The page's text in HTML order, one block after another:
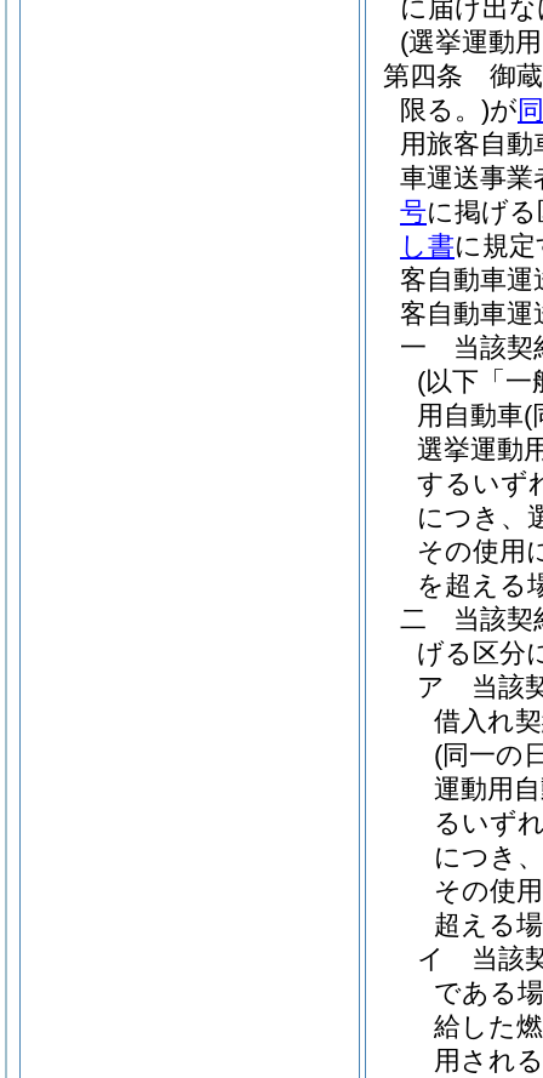
に届け出
(選挙運動
第四条
御
限る。)が
用旅客自
車運送事業
号に掲げ
し書に規
客自動車運
客自動車運
一
当該契
(以下「一
用自動車(
選挙運動
するいず
につき、
その使用
を超える
二
当該
げる区分
ア
当該
借入れ
(同一の
運動用
るいず
につき
その使
超える
イ
当該
である
給した
用され